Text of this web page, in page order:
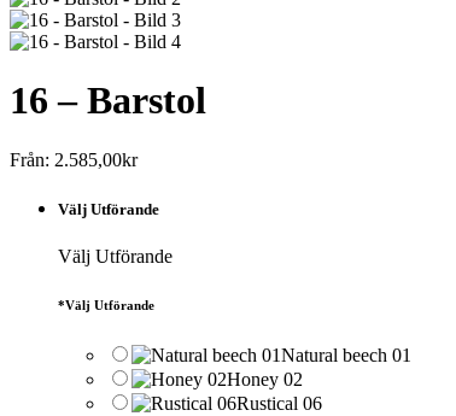
16 – Barstol
Från: 2.585,00kr
Välj Utförande
Välj Utförande
*Välj Utförande
Natural beech 01
Honey 02
Rustical 06